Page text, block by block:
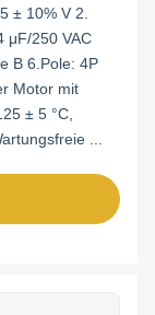
± 10% V 2.
μF/250 VAC
B 6.Pole: 4P
Motor mit
± 5 °C,
...